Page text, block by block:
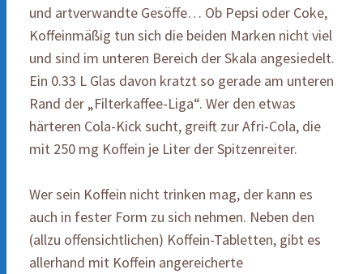
und artverwandte Gesöffe… Ob Pepsi oder Coke,
Koffeinmäßig tun sich die beiden Marken nicht viel
und sind im unteren Bereich der Skala angesiedelt.
Ein 0.33 L Glas davon kratzt so gerade am unteren
Rand der „Filterkaffee-Liga“. Wer den etwas
härteren Cola-Kick sucht, greift zur Afri-Cola, die
mit 250 mg Koffein je Liter der Spitzenreiter.
Wer sein Koffein nicht trinken mag, der kann es
auch in fester Form zu sich nehmen. Neben den
(allzu offensichtlichen) Koffein-Tabletten, gibt es
allerhand mit Koffein angereicherte